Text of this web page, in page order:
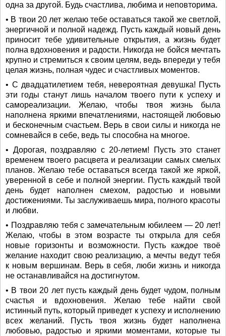
одна за другой. Будь счастлива, любима и неповторима.
• В твои 20 лет желаю тебе оставаться такой же светлой,
энергичной и полной надежд. Пусть каждый новый день
приносит тебе удивительные открытия, а жизнь будет
полна вдохновения и радости. Никогда не бойся мечтать
крупно и стремиться к своим целям, ведь впереди у тебя
целая жизнь, полная чудес и счастливых моментов.
• С двадцатилетием тебя, невероятная девушка! Пусть
эти годы станут лишь началом твоего пути к успеху и
самореализации. Желаю, чтобы твоя жизнь была
наполнена яркими впечатлениями, настоящей любовью
и бесконечным счастьем. Верь в свои силы и никогда не
сомневайся в себе, ведь ты способна на многое.
• Дорогая, поздравляю с 20-летием! Пусть это станет
временем твоего расцвета и реализации самых смелых
планов. Желаю тебе оставаться всегда такой же яркой,
уверенной в себе и полной энергии. Пусть каждый твой
день будет наполнен смехом, радостью и новыми
достижениями. Ты заслуживаешь мира, полного красоты
и любви.
• Поздравляю тебя с замечательным юбилеем — 20 лет!
Желаю, чтобы в этом возрасте ты открыла для себя
новые горизонты и возможности. Пусть каждое твоё
желание находит свою реализацию, а мечты ведут тебя
к новым вершинам. Верь в себя, люби жизнь и никогда
не останавливайся на достигнутом.
• В твои 20 лет пусть каждый день будет чудом, полным
счастья и вдохновения. Желаю тебе найти свой
истинный путь, который приведет к успеху и исполнению
всех желаний. Пусть твоя жизнь будет наполнена
любовью, радостью и яркими моментами, которые ты